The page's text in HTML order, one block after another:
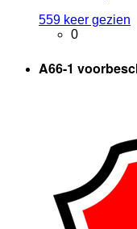
559 keer gezien
0
A66-1